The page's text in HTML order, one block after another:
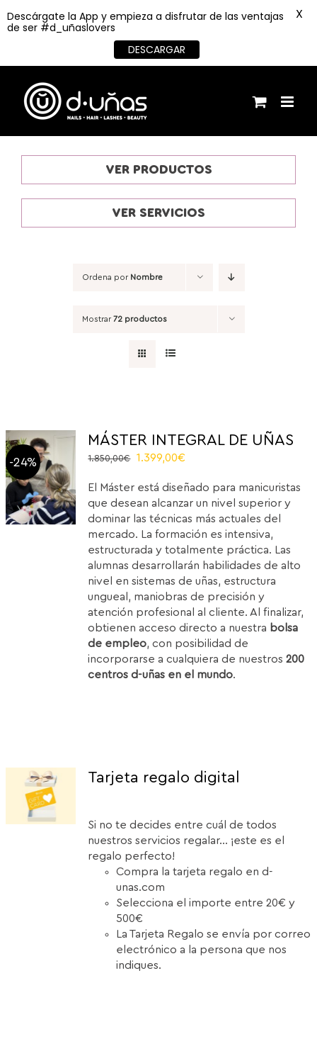
contenido
VER PRODUCTOS
VER SERVICIOS
Ordena por Nombre
Mostrar72 productos
-24%
MÁSTER INTEGRAL DE UÑAS
1.850,00€
El
original
era:
1.850,00€.
1.399,00€
actual
es:
1.399,00€.
El Máster está diseñado para manicuristas
que desean alcanzar un nivel superior y
dominar las técnicas más actuales del
mercado. La formación es intensiva,
estructurada y totalmente práctica. Las
alumnas desarrollarán habilidades de alto
nivel en sistemas de uñas, estructura
ungueal, maniobras de precisión y
atención profesional al cliente. Al finalizar,
obtienen acceso directo a nuestra bolsa
de empleo, con posibilidad de
incorporarse a cualquiera de nuestros200
centros d-uñas en el mundo.
Tarjeta regalo digital
Si no te decides entre cuál de todos
nuestros servicios regalar... ¡este es el
regalo perfecto!
Compra la tarjeta regalo en d-
unas.com
Selecciona el importe entre 20€ y
500€
La Tarjeta Regalo se envía por correo
electrónico a la persona que nos
indiques.
Descárgate la App y empieza a disfrutar de las ventajas
de ser #d_uñaslovers
DESCARGAR
X